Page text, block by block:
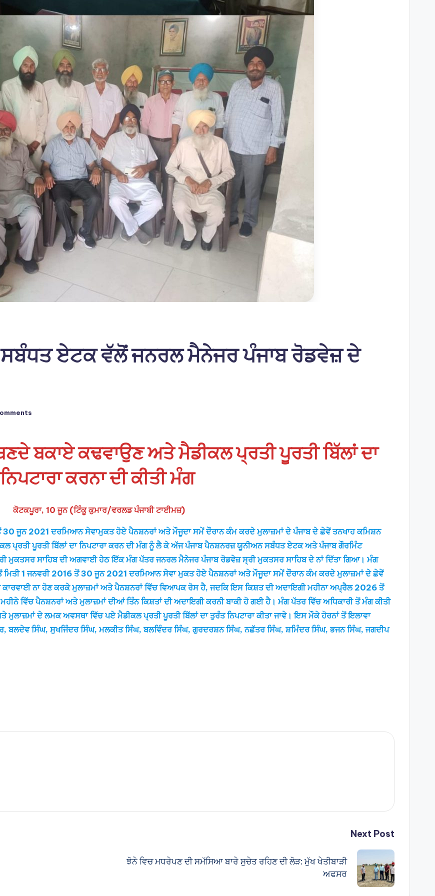
ਏਟਕ ਵੱਲੋਂ ਜਨਰਲ ਮੈਨੇਜਰ ਪੰਜਾਬ ਰੋਡਵੇਜ਼ ਦੇ
ਬਕਾਏ ਕਢਵਾਉਣ ਅਤੇ ਮੈਡੀਕਲ ਪ੍ਰਤੀ ਪੂਰਤੀ ਬਿੱਲਾਂ ਦਾ
ਨਿਪਟਾਰਾ ਕਰਨਾ ਦੀ ਕੀਤੀ ਮੰਗ
ਕੋਟਕਪੂਰਾ, 10 ਜੂਨ (ਟਿੰਕੂ ਕੁਮਾਰ/ਵਰਲਡ ਪੰਜਾਬੀ ਟਾਈਮਜ਼)
30 ਜੂਨ 2021 ਦਰਮਿਆਨ ਸੇਵਾਮੁਕਤ ਹੋਏ ਪੈਨਸ਼ਨਰਾਂ ਅਤੇ ਮੌਜੂਦਾ ਸਮੇਂ ਦੌਰਾਨ ਕੰਮ ਕਰਦੇ ਮੁਲਾਜ਼ਮਾਂ ਦੇ ਪੰਜਾਬ ਦੇ ਛੇਵੇਂ ਤਨਖਾਹ ਕਮਿਸ਼ਨ
ਪੂਰਤੀ ਬਿੱਲਾਂ ਦਾ ਨਿਪਟਾਰਾ ਕਰਨ ਦੀ ਮੰਗ ਨੂੰ ਲੈ ਕੇ ਅੱਜ ਪੰਜਾਬ ਪੈਨਸ਼ਨਰਜ਼ ਯੂਨੀਅਨ ਸਬੰਧਤ ਏਟਕ ਅਤੇ ਪੰਜਾਬ ਗੌਰਮਿੰਟ
ਮੁਕਤਸਰ ਸਾਹਿਬ ਦੀ ਅਗਵਾਈ ਹੇਠ ਇੱਕ ਮੰਗ ਪੱਤਰ ਜਨਰਲ ਮੈਨੇਜਰ ਪੰਜਾਬ ਰੋਡਵੇਜ਼ ਸ੍ਰੀ ਮੁਕਤਸਰ ਸਾਹਿਬ ਦੇ ਨਾਂ ਦਿੱਤਾ ਗਿਆ। ਮੰਗ
ਮਿਤੀ 1 ਜਨਵਰੀ 2016 ਤੋਂ 30 ਜੂਨ 2021 ਦਰਮਿਆਨ ਸੇਵਾ ਮੁਕਤ ਹੋਏ ਪੈਨਸ਼ਨਰਾਂ ਅਤੇ ਮੌਜੂਦਾ ਸਮੇਂ ਦੌਰਾਨ ਕੰਮ ਕਰਦੇ ਮੁਲਾਜ਼ਮਾਂ ਦੇ ਛੇਵੇਂ
ਨਾ ਹੋਣ ਕਰਕੇ ਮੁਲਾਜ਼ਮਾਂ ਅਤੇ ਪੈਨਸ਼ਨਰਾਂ ਵਿੱਚ ਵਿਆਪਕ ਰੋਸ ਹੈ, ਜਦਕਿ ਇਸ ਕਿਸ਼ਤ ਦੀ ਅਦਾਇਗੀ ਮਹੀਨਾ ਅਪ੍ਰੈਲ 2026 ਤੋਂ
ਵਿੱਚ ਪੈਨਸ਼ਨਰਾਂ ਅਤੇ ਮੁਲਾਜ਼ਮਾਂ ਦੀਆਂ ਤਿੰਨ ਕਿਸ਼ਤਾਂ ਦੀ ਅਦਾਇਗੀ ਕਰਨੀ ਬਾਕੀ ਹੋ ਗਈ ਹੈ। ਮੰਗ ਪੱਤਰ ਵਿੱਚ ਅਧਿਕਾਰੀ ਤੋਂ ਮੰਗ ਕੀਤੀ
ਦੇ ਲਮਕ ਅਵਸਥਾ ਵਿੱਚ ਪਏ ਮੈਡੀਕਲ ਪ੍ਰਤੀ ਪੂਰਤੀ ਬਿੱਲਾਂ ਦਾ ਤੁਰੰਤ ਨਿਪਟਾਰਾ ਕੀਤਾ ਜਾਵੇ। ਇਸ ਮੌਕੇ ਹੋਰਨਾਂ ਤੋਂ ਇਲਾਵਾ
ਬਲਦੇਵ ਸਿੰਘ, ਸੁਖਜਿੰਦਰ ਸਿੰਘ, ਮਲਕੀਤ ਸਿੰਘ, ਬਲਵਿੰਦਰ ਸਿੰਘ, ਗੁਰਦਰਸ਼ਨ ਸਿੰਘ, ਨਛੱਤਰ ਸਿੰਘ, ਸ਼ਮਿੰਦਰ ਸਿੰਘ, ਭਜਨ ਸਿੰਘ, ਜਗਦੀਪ
Next Post
ਝੋਨੇ ਵਿਚ ਮਧਰੇਪਣ ਦੀ ਸਮੱਸਿਆ ਬਾਰੇ ਸੁਚੇਤ ਰਹਿਣ ਦੀ ਲੋੜ: ਮੁੱਖ ਖੇਤੀਬਾੜੀ
ਅਫਸਰ